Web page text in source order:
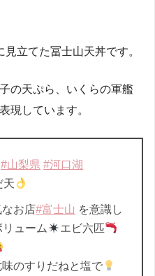
立てた冨士山天丼です。
の天ぷら、いくらの軍艦
現しています。
#山梨県 #河口湖
天
お店#富士山 を意識し
ューム
エビ六匹
のすりだねと塩で